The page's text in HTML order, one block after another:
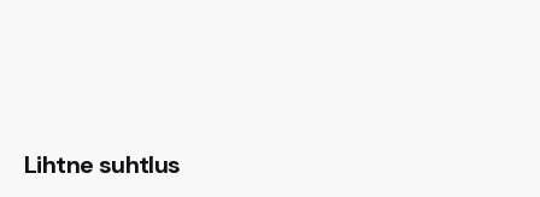
Lihtne suhtlus